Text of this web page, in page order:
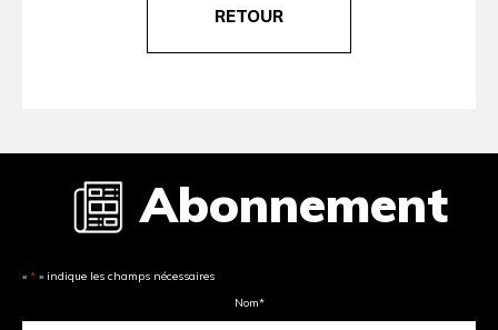
RETOUR
Abonnement
« * » indique les champs nécessaires
Nom*